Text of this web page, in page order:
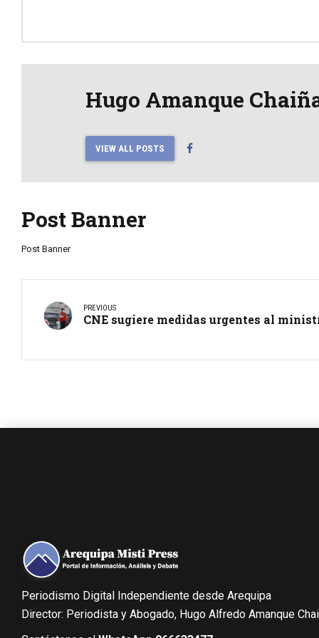
Hugo Amanque
VIEW ALL POSTS
Post Banner
Post Banner
PREVIOUS
CNE sugiere medidas urgentes al
Periodismo Digital Independiente desde Arequipa
Director: Periodista y Abogado, Hugo Alfredo Amanque